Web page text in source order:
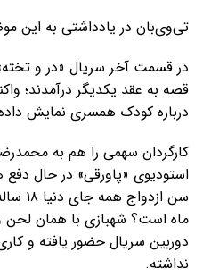
تی‌وی‌بان در یادداشتی به این
در قسمت آخر سریال «در و
قصه به عقد یکدیگر درآمدند؛
درباره کودک همسری نمایش
کارگردان سهمی را هم به
استودیوی «پاورقی» در حال
سن
ماه است؟ شهبازی با همان لحن
دوربین سریال حضور یافته و
نداشته.